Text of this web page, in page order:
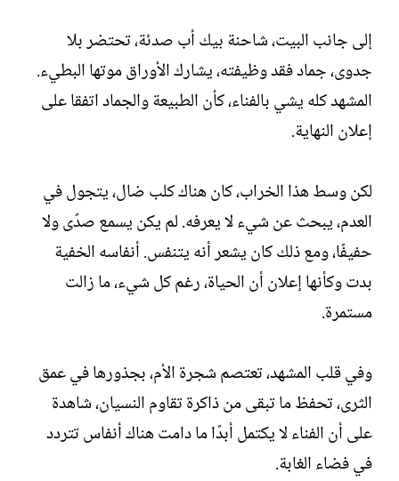
إلى جانب البيت، شاحنة بيك أب صدئة، تحتضر بلا
جدوى، جماد فقد وظيفته، يشارك الأوراق موتها البطيء.
المشهد كله يشي بالفناء، كأن الطبيعة والجماد اتفقا على
إعلان النهاية.
لكن وسط هذا الخراب، كان هناك كلب ضال، يتجول في
العدم، يبحث عن شيء لا يعرفه. لم يكن يسمع صدًى ولا
حفيفًا، ومع ذلك كان يشعر أنه يتنفس. أنفاسه الخفية
بدت وكأنها إعلان أن الحياة، رغم كل شيء، ما زالت
مستمرة.
وفي قلب المشهد، تعتصم شجرة الأم، بجذورها في عمق
الثرى، تحفظ ما تبقى من ذاكرة تقاوم النسيان، شاهدة
على أن الفناء لا يكتمل أبدًا ما دامت هناك أنفاس تتردد
في فضاء الغابة.